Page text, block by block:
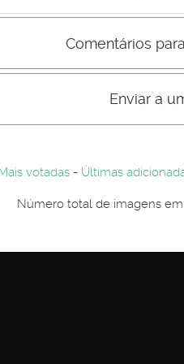
Comentários
não são visiveis
Por-favor registe-se...
Enviar a
votadas - Últimas
Número total de imagens em